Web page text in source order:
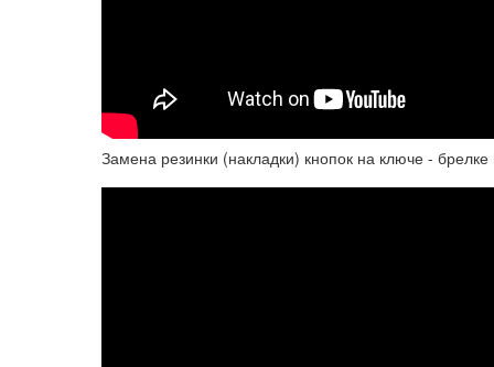
Замена резинки (накладки) кнопок на ключе -